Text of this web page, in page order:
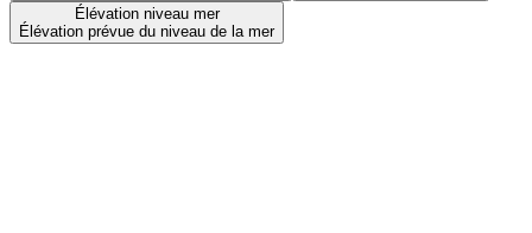
Élévation niveau mer
Élévation prévue du niveau de la mer